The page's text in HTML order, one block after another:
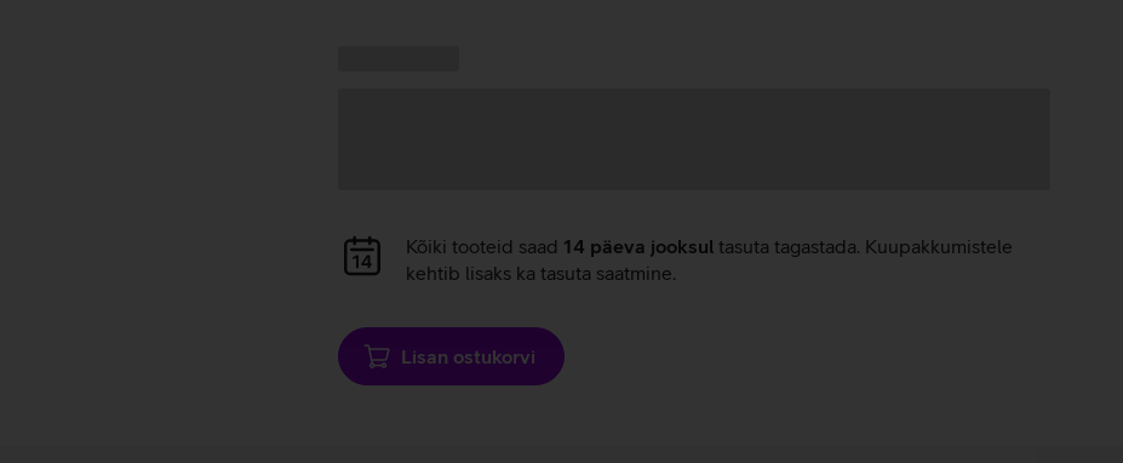
Andmete
laadimine
Kõiki tooteid saad 14 päeva jooksul tasuta tagastada. Kuupakkumistele
kehtib lisaks ka tasuta saatmine.
Lisan ostukorvi